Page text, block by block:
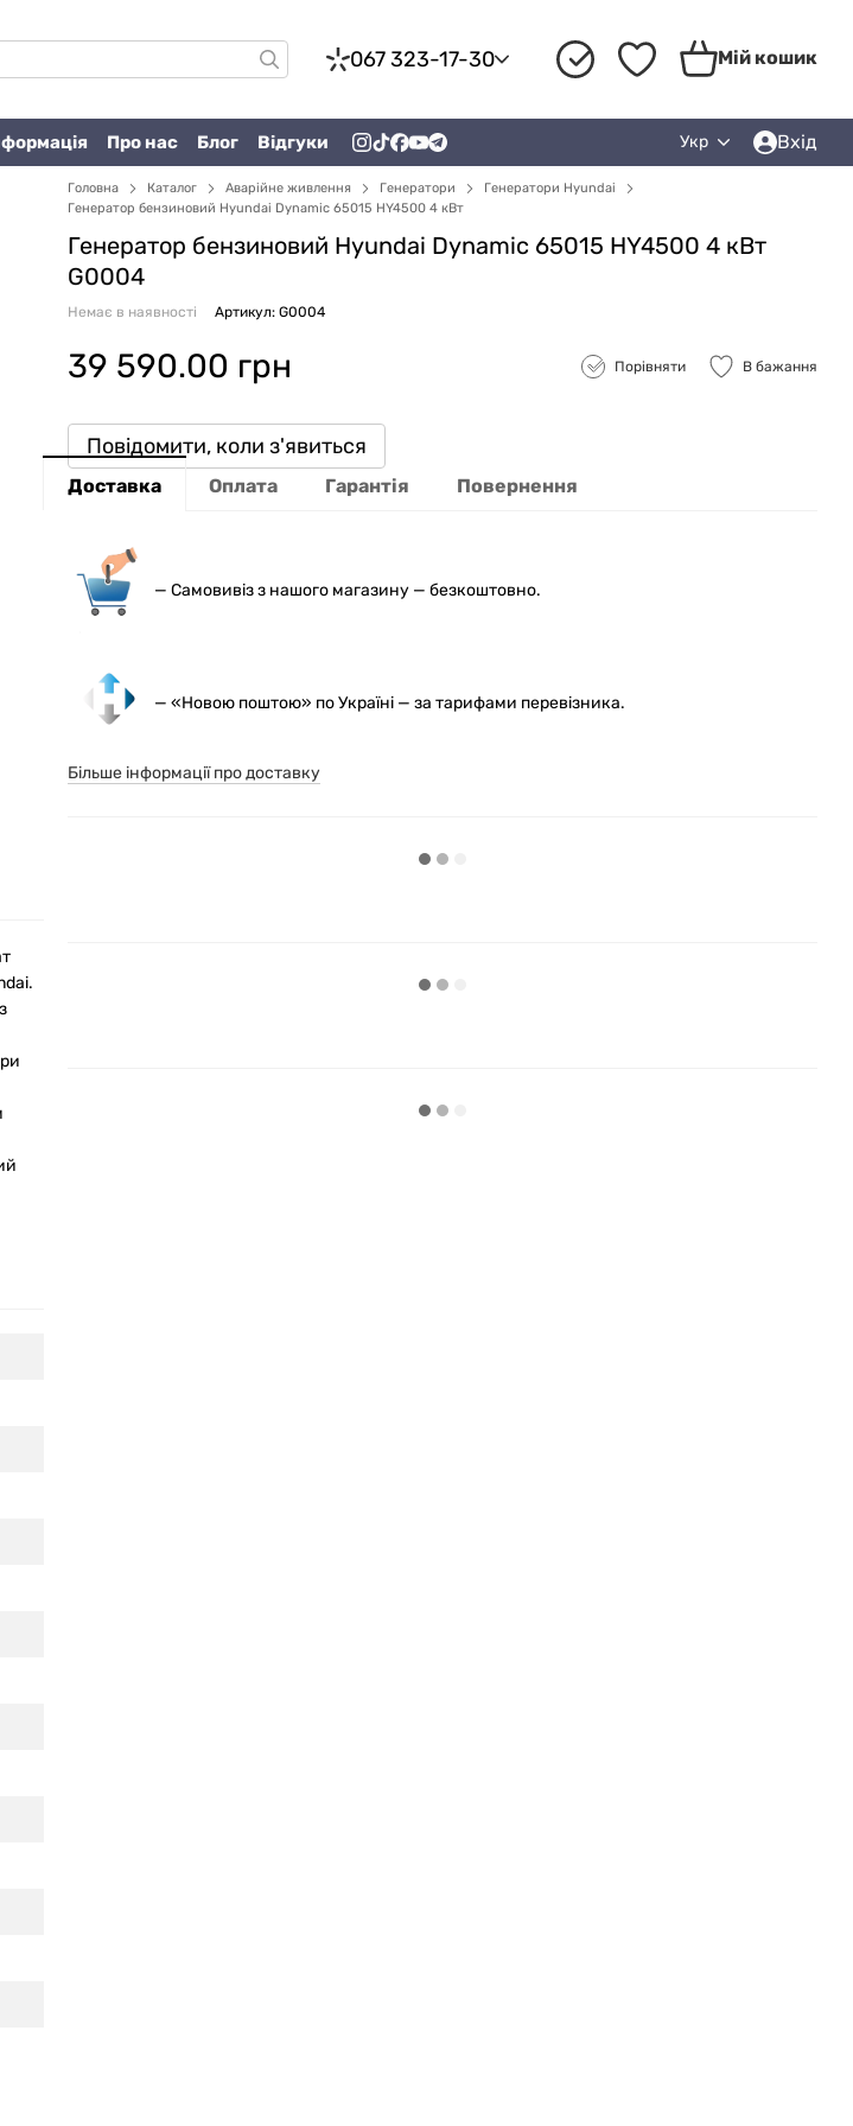
067 323-17-30 Мій кошик
Про нас Блог Відгуки Укр Вхід
Головна Каталог Аварійне живлення Генератори
Генератори Hyundai
Генератор бензиновий Hyundai Dynamic 65015 HY4500 4 кВт
Генератор бензиновий Hyundai Dynamic 65015 HY4500 4 кВт
G0004
Немає в наявності Артикул: G0004
39 590.00 грн Порівняти В бажання
Повідомити, коли з'явиться
Доставка Оплата Гарантія Повернення
— Самовивіз з нашого магазину — безкоштовно.
— «Новою поштою» по Україні — за тарифами перевізника.
Більше інформації про доставку